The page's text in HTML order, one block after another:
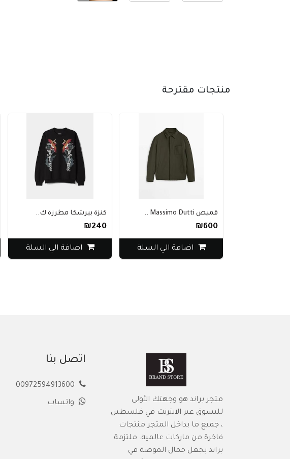
منتجات مقترحة
قميص Massimo Dutti ..
₪600
اضافة الي السلة
كنزة بيرشكا مطرزة ك..
₪240
اضافة الي السلة
متجر براند هو وجهتك الأولى
للتسوق عبر الانترنت في فلسطين
، جميع ما بداخل المتجر منتجات
فاخرة من ماركات عالمية. ملتزمة
براند بجعل جمال الموضة في
اتصل بنا
واتساب